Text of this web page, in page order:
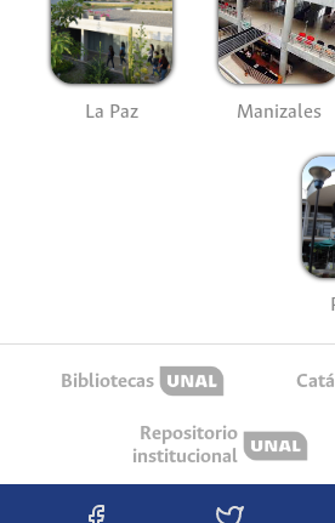
La Paz Manizales
Bibliotecas
Repositorio
institucional